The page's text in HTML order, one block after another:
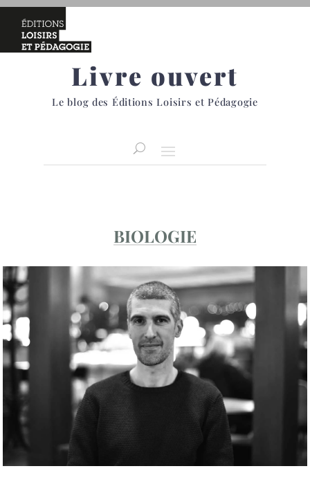
Livre ouvert
Le blog des Éditions Loisirs et Pédagogie
BIOLOGIE